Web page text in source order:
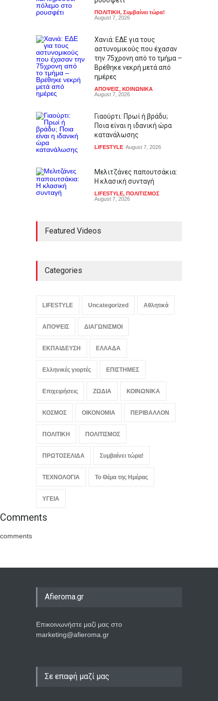
ΠΟΛΙΤΙΚΗ, Συμβαίνει τώρα!
August 7, 2026
Χανιά: ΕΔΕ για τους
αστυνομικούς που έχασαν
την 75χρονη από το τμήμα –
Βρέθηκε νεκρή μετά από
ημέρες
ΑΠΟΨΕΙΣ, ΚΟΙΝΩΝΙΚΑ
August 7, 2026
Γιαούρτι: Πρωί ή βράδυ;
Ποια είναι η ιδανική ώρα
κατανάλωσης
LIFESTYLE August 7, 2026
Μελιτζάνες παπουτσάκια:
Η κλασική συνταγή
LIFESTYLE, ΠΟΛΙΤΙΣΜΟΣ
August 7, 2026
Featured Videos
Categories
LIFESTYLE Uncategorized Αθλητικά
ΑΠΟΨΕΙΣ ΔΙΑΓΩΝΙΣΜΟΙ
ΕΚΠΑΙΔΕΥΣΗ ΕΛΛΑΔΑ
Ελληνικές γιορτές ΕΠΙΣΤΗΜΕΣ
Επιχειρήσεις ΖΩΔΙΑ ΚΟΙΝΩΝΙΚΑ
ΚΟΣΜΟΣ ΟΙΚΟΝΟΜΙΑ ΠΕΡΙΒΑΛΛΟΝ
ΠΟΛΙΤΙΚΗ ΠΟΛΙΤΙΣΜΟΣ
ΠΡΩΤΟΣΕΛΙΔΑ Συμβαίνει τώρα!
ΤΕΧΝΟΛΟΓΙΑ Το Θέμα της Ημέρας
ΥΓΕΙΑ
Comments
comments
Afieroma.gr
Επικοινωνήστε μαζί μας στο
marketing@afieroma.gr
Σε επαφή μαζί μας